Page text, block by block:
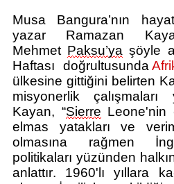
Musa Bangura’nın
yazar
Ramazan
Mehmet Paksu’ya şöyle
Haftası doğrultusunda
ülkesine gittiğini belirten
misyonerlik çalışmaları
Kayan, “Sierre Leone'nin
elmas yatakları ve
olmasına rağmen
politikaları yüzünden
anlattır.
1960'lı yıllara